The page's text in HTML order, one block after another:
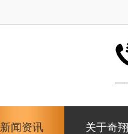
新闻资讯 关于奇翔